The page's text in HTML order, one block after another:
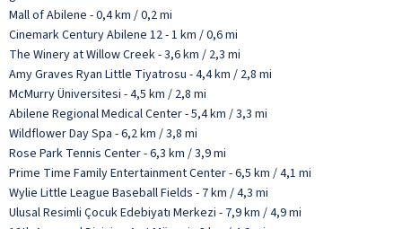
Mall of Abilene - 0,4 km / 0,2 mi
Cinemark Century Abilene 12 - 1 km / 0,6 mi
The Winery at Willow Creek - 3,6 km / 2,3 mi
Amy Graves Ryan Little Tiyatrosu - 4,4 km / 2,8 mi
McMurry Üniversitesi - 4,5 km / 2,8 mi
Abilene Regional Medical Center - 5,4 km / 3,3 mi
Wildflower Day Spa - 6,2 km / 3,8 mi
Rose Park Tennis Center - 6,3 km / 3,9 mi
Prime Time Family Entertainment Center - 6,5 km / 4,1 mi
Wylie Little League Baseball Fields - 7 km / 4,3 mi
Ulusal Resimli Çocuk Edebiyatı Merkezi - 7,9 km / 4,9 mi